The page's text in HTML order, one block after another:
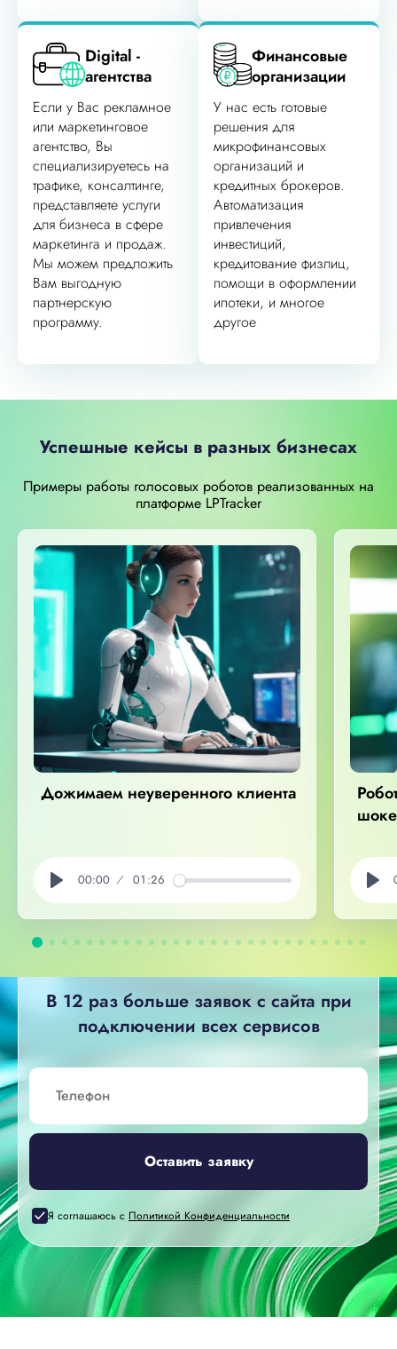
Digital -
агентства
Если у Вас рекламное
или маркетинговое
агентство, Вы
специализируетесь на
трафике, консалтинге,
представляете услуги
для бизнеса в сфере
маркетинга и продаж.
Мы можем предложить
Вам выгодную
партнерскую
программу.
Финансовые
организации
У нас есть готовые
решения для
микрофинансовых
организаций и
кредитных брокеров.
Автоматизация
привлечения
инвестиций,
кредитование физлиц,
помощи в оформлении
ипотеки, и многое
другое
Успешные кейсы в разных бизнесах
Примеры работы голосовых роботов реализованных на
платформе LPTracker
Дожимаем неуверенного клиента
Play
00:00 01:26
шоке
Play
В 12 раз больше заявок с сайта при
подключении всех сервисов
Я соглашаюсь с Политикой Конфиденциальности
Оставить заявку